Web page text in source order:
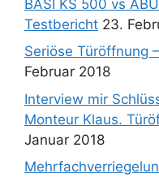
BASI KS 500 vs
Testbericht 23.
Seriöse Türöffnung
Februar 2018
Interview mir
Monteur Klaus.
Januar 2018